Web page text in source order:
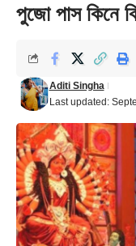
পুজো পাস কিনে
Last updated:
Aditi Singha